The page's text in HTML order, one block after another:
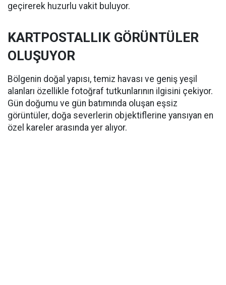
geçirerek huzurlu vakit buluyor.
KARTPOSTALLIK GÖRÜNTÜLER
OLUŞUYOR
Bölgenin doğal yapısı, temiz havası ve geniş yeşil
alanları özellikle fotoğraf tutkunlarının ilgisini çekiyor.
Gün doğumu ve gün batımında oluşan eşsiz
görüntüler, doğa severlerin objektiflerine yansıyan en
özel kareler arasında yer alıyor.